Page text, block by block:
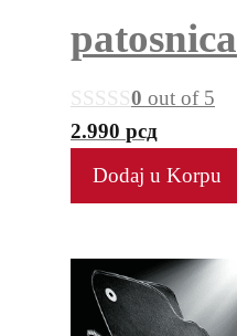
patosnica
0 out of 5
2.990 рсд
Dodaj u Korpu